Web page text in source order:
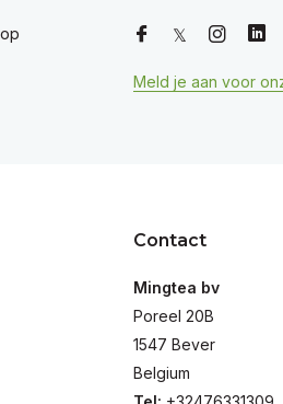
op
Meld je aan voor
Contact
Mingtea bv
Poreel 20B
1547 Bever
Belgium